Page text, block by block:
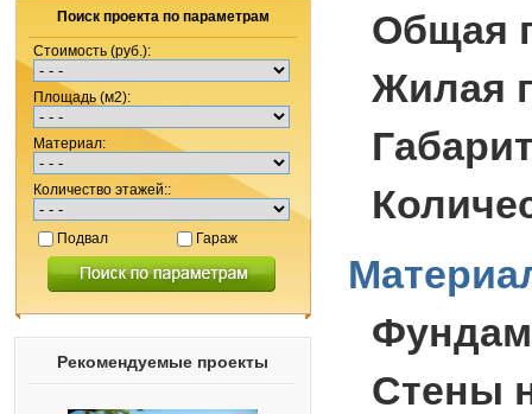
Поиск проекта по параметрам
Стоимость (руб.):
Площадь (м2):
Материал:
Количество этажей::
Подвал Гараж
Рекомендуемые проекты
Общая
Жилая
Стены